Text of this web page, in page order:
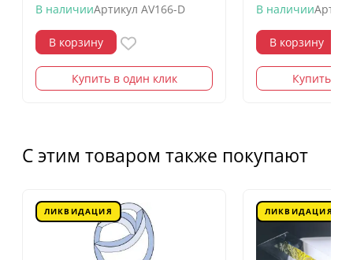
В наличииАртикул AV166-D
В корзину
Купить в один клик
В наличии
В корзину
Купить в
С этим товаром также покупают
ЛИКВИДАЦИЯ ЛИКВИДАЦИЯ